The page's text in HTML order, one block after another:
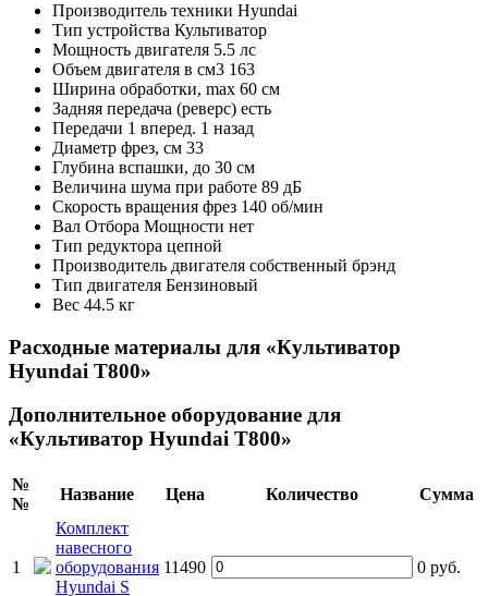
Производитель техники Hyundai
Тип устройства Культиватор
Мощность двигателя 5.5 лс
Объем двигателя в см3 163
Ширина обработки, max 60 см
Задняя передача (реверс) есть
Передачи 1 вперед. 1 назад
Диаметр фрез, см 33
Глубина вспашки, до 30 см
Величина шума при работе 89 дБ
Скорость вращения фрез 140 об/мин
Вал Отбора Мощности нет
Тип редуктора цепной
Производитель двигателя собственный брэнд
Тип двигателя Бензиновый
Вес 44.5 кг
Расходные материалы для «Культиватор
Hyundai T800»
Дополнительное оборудование для
«Культиватор Hyundai T800»
№
№
Название Цена Количество Сумма
1
Комплект
навесного
оборудования
Hyundai S
11490 0 руб.